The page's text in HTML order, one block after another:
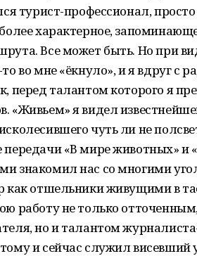
турист-профессионал,
характерное,
Все может быть. Но при
во мне «ёкнуло», и я вдруг с
перед талантом которого я
«Живьем» я видел
чуть ли не
передачи «В мире животных» и
знакомил нас со многими
как отшельники живущими в
работу не только
но и талантом
и сейчас служил висевший